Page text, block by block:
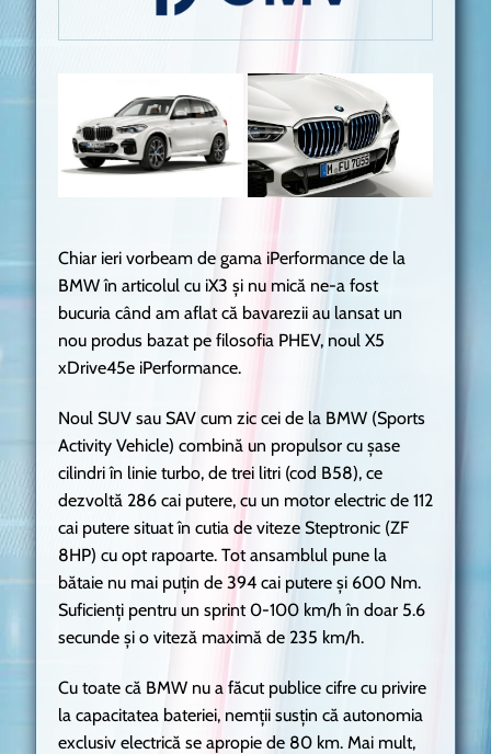
Chiar ieri vorbeam de gama iPerformance de la
BMW în articolul cu iX3 și nu mică ne-a fost
bucuria când am aflat că bavarezii au lansat un
nou produs bazat pe filosofia PHEV, noul X5
xDrive45e iPerformance.
Noul SUV sau SAV cum zic cei de la BMW (Sports
Activity Vehicle) combină un propulsor cu șase
cilindri în linie turbo, de trei litri (cod B58), ce
dezvoltă 286 cai putere, cu un motor electric de 112
cai putere situat în cutia de viteze Steptronic (ZF
8HP) cu opt rapoarte. Tot ansamblul pune la
bătaie nu mai puțin de 394 cai putere și 600 Nm.
Suficienți pentru un sprint 0-100 km/h în doar 5.6
secunde și o viteză maximă de 235 km/h.
Cu toate că BMW nu a făcut publice cifre cu privire
la capacitatea bateriei, nemții susțin că autonomia
exclusiv electrică se apropie de 80 km. Mai mult,